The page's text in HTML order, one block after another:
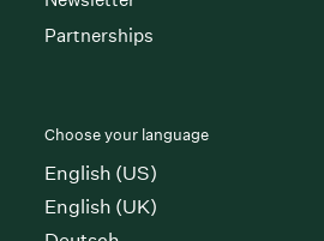
Partnerships
Choose your language
English (US)
English (UK)